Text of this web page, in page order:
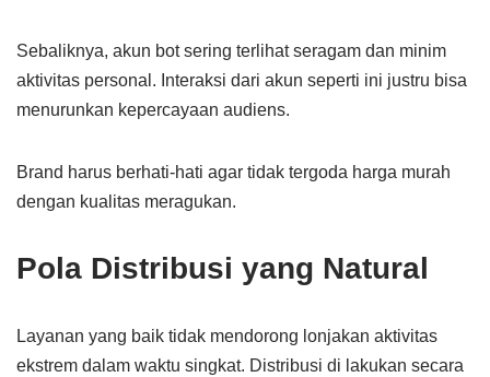
Sebaliknya, akun bot sering terlihat seragam dan minim
aktivitas personal. Interaksi dari akun seperti ini justru bisa
menurunkan kepercayaan audiens.
Brand harus berhati-hati agar tidak tergoda harga murah
dengan kualitas meragukan.
Pola Distribusi yang Natural
Layanan yang baik tidak mendorong lonjakan aktivitas
ekstrem dalam waktu singkat. Distribusi di lakukan secara